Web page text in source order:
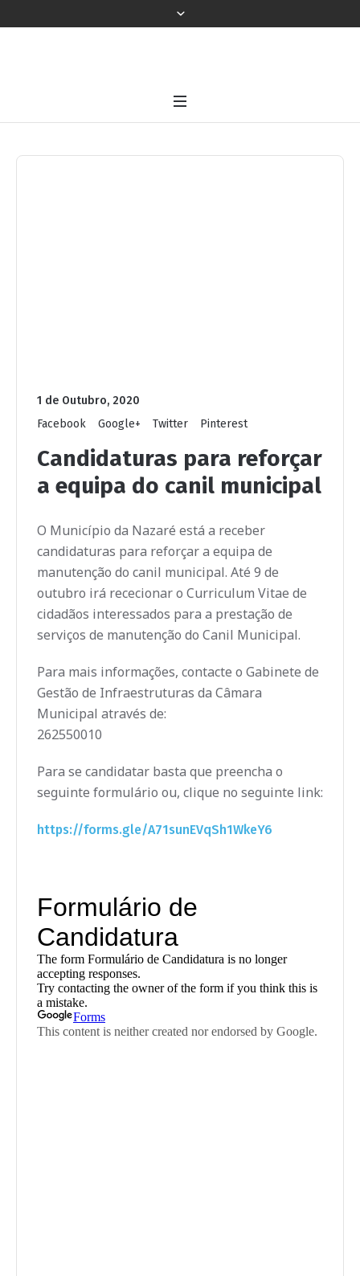
1 de Outubro, 2020
Facebook
Google+ Twitter Pinterest
Candidaturas para reforçar
a equipa do canil municipal
O Município da Nazaré está a receber
candidaturas para reforçar a equipa de
manutenção do canil municipal. Até 9 de
outubro irá rececionar o Curriculum Vitae de
cidadãos interessados para a prestação de
serviços de manutenção do Canil Municipal.
Para mais informações, contacte o Gabinete de
Gestão de Infraestruturas da Câmara
Municipal através de:
262550010
Para se candidatar basta que preencha o
seguinte formulário ou, clique no seguinte link:
https://forms.gle/A71sunEVqSh1WkeY6